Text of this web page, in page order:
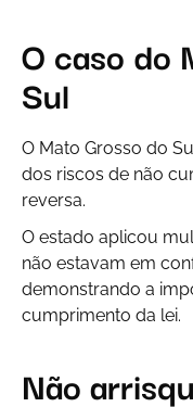
O caso do
Sul
O Mato Grosso do
dos riscos de não
reversa.
O estado aplicou
não estavam em
demonstrando a
cumprimento da lei.
Não